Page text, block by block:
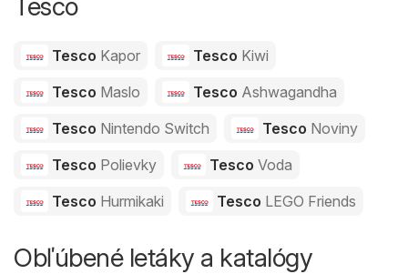
Tesco
Tesco Kapor Tesco Kiwi
Tesco Maslo Tesco Ashwagandha
Tesco Nintendo Switch Tesco Noviny
Tesco Polievky Tesco Voda
Tesco Hurmikaki Tesco LEGO Friends
Obľúbené letáky a katalógy